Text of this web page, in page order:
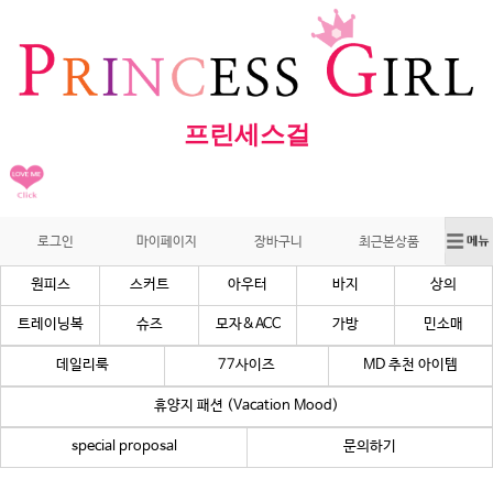
프린세스걸
로그인 마이페이지 장바구니 최근본상품
원피스 스커트 아우터 바지 상의
트레이닝복 슈즈 모자&ACC 가방 민소매
데일리룩 77사이즈 MD 추천 아이템
휴양지 패션 (Vacation Mood)
special proposal 문의하기